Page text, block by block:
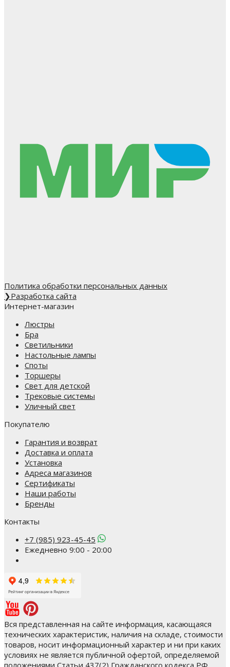
Политика обработки персональных данных
❯Разработка сайта
Интернет-магазин
Люстры
Бра
Светильники
Настольные лампы
Споты
Торшеры
Свет для детской
Трековые системы
Уличный свет
Покупателю
Гарантия и возврат
Доставка и оплата
Установка
Адреса магазинов
Сертификаты
Наши работы
Бренды
Контакты
+7 (985) 923-45-45
Ежедневно 9:00 - 20:00
Вся представленная на сайте информация, касающаяся
технических характеристик, наличия на складе, стоимости
товаров, носит информационный характер и ни при каких
условиях не является публичной офертой, определяемой
положениями Статьи 437(2) Гражданского кодекса РФ.